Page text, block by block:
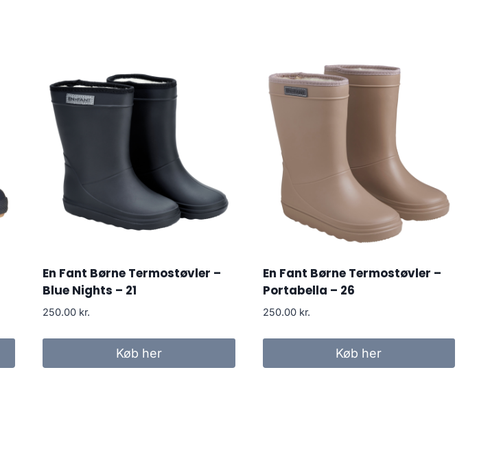
En Fant Børne Termostøvler –
Blue Nights – 21
250.00 kr.
Køb her
En Fant Børne Termostøvler –
Portabella – 26
250.00 kr.
Køb her